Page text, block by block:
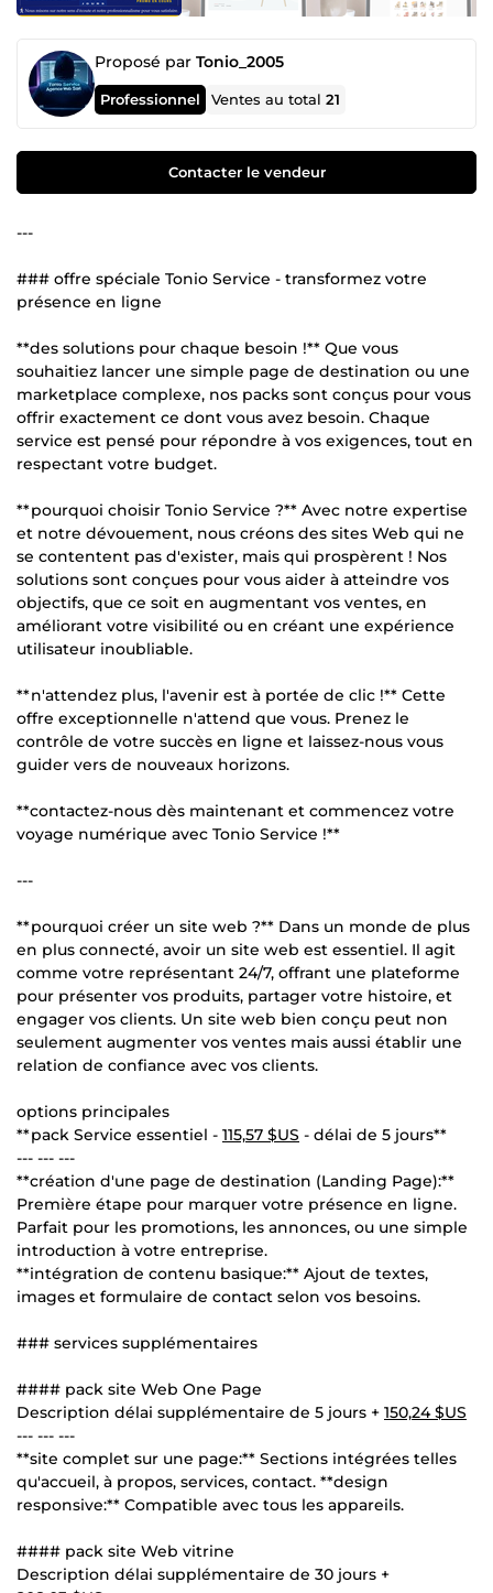
Proposé par Tonio_2005
Professionnel Ventes au total21
Contacter le vendeur
---
### offre spéciale Tonio Service - transformez votre
présence en ligne
**des solutions pour chaque besoin !** Que vous
souhaitiez lancer une simple page de destination ou une
marketplace complexe, nos packs sont conçus pour vous
offrir exactement ce dont vous avez besoin. Chaque
service est pensé pour répondre à vos exigences, tout en
respectant votre budget.
**pourquoi choisir Tonio Service ?** Avec notre expertise
et notre dévouement, nous créons des sites Web qui ne
se contentent pas d'exister, mais qui prospèrent ! Nos
solutions sont conçues pour vous aider à atteindre vos
objectifs, que ce soit en augmentant vos ventes, en
améliorant votre visibilité ou en créant une expérience
utilisateur inoubliable.
**n'attendez plus, l'avenir est à portée de clic !** Cette
offre exceptionnelle n'attend que vous. Prenez le
contrôle de votre succès en ligne et laissez-nous vous
guider vers de nouveaux horizons.
**contactez-nous dès maintenant et commencez votre
voyage numérique avec Tonio Service !**
---
**pourquoi créer un site web ?** Dans un monde de plus
en plus connecté, avoir un site web est essentiel. Il agit
comme votre représentant 24/7, offrant une plateforme
pour présenter vos produits, partager votre histoire, et
engager vos clients. Un site web bien conçu peut non
seulement augmenter vos ventes mais aussi établir une
relation de confiance avec vos clients.
options principales
**pack Service essentiel - 115,57 $US - délai de 5 jours**
--- --- ---
**création d'une page de destination (Landing Page):**
Première étape pour marquer votre présence en ligne.
Parfait pour les promotions, les annonces, ou une simple
introduction à votre entreprise.
**intégration de contenu basique:** Ajout de textes,
images et formulaire de contact selon vos besoins.
### services supplémentaires
#### pack site Web One Page
Description délai supplémentaire de 5 jours + 150,24 $US
--- --- ---
**site complet sur une page:** Sections intégrées telles
qu'accueil, à propos, services, contact. **design
responsive:** Compatible avec tous les appareils.
#### pack site Web vitrine
Description délai supplémentaire de 30 jours +